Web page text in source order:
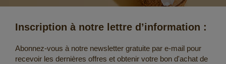
Inscription à notre lettre d’information :
Abonnez-vous à notre newsletter gratuite par e-mail pour
recevoir les dernières offres et obtenir votre bon d'achat de